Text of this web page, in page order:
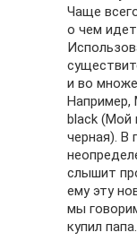
Чаще
о чем
и во
Например,
black (Мой
черная). В
слышит
ему эту
мы
купил папа.